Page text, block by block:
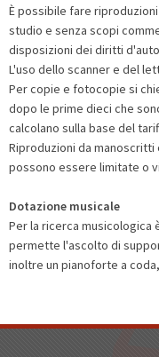
È possibile fare
studio e senza scopi
disposizioni dei diritti
L'uso dello scanner e del
Per copie e fotocopie si
dopo le prime dieci che
calcolano sulla base del
Riproduzioni da
possono essere limitate o
Dotazione musicale
Per la ricerca musicologica
permette l'ascolto di
inoltre un pianoforte a